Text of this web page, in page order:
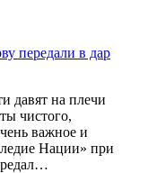
передали в дар
давят на плечи
чистого,
важное и
Нации» при